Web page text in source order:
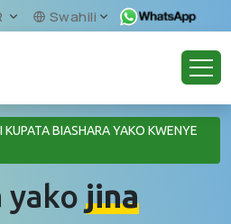
Swahili
BIASHARA YAKO KWENYE
yako jina